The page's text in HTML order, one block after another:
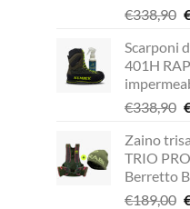
€338,90 Il
Scarponi
401H
€338,90 Il
Zaino
TRIO
Berretto
€189,00 Il